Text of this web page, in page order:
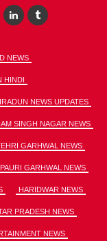
NEWS
HINDI
NEWS UPDATES
SINGH NAGAR NEWS
GARHWAL NEWS
PAURI GARHWAL NEWS
HARIDWAR NEWS
PRADESH NEWS
NEWS